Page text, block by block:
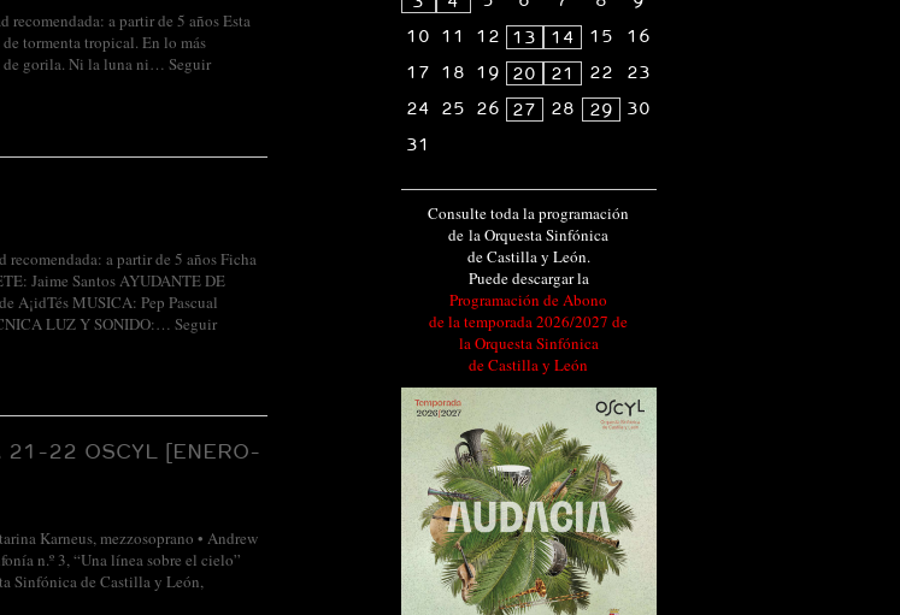
a partir de 5 años Esta
tormenta tropical. En lo más
de gorila. Ni la luna ni… Seguir
a partir de 5 años Ficha
Jaime Santos AYUDANTE DE
A¡idTés MUSICA: Pep Pascual
LUZ Y SONIDO:… Seguir
21-22 OSCYL [ENERO-
Karneus, mezzosoprano • Andrew
n.º 3, “Una línea sobre el cielo”
Sinfónica de Castilla y León,
10
11 12 13 14 15
16
17
18 19 20 21 22
23
24
25 26 27 28 29
30
31
Consulte toda la programación
de la Orquesta Sinfónica
de Castilla y León.
Puede descargar la
Programación de Abono
de la temporada 2026/2027 de
la Orquesta Sinfónica
de Castilla y León